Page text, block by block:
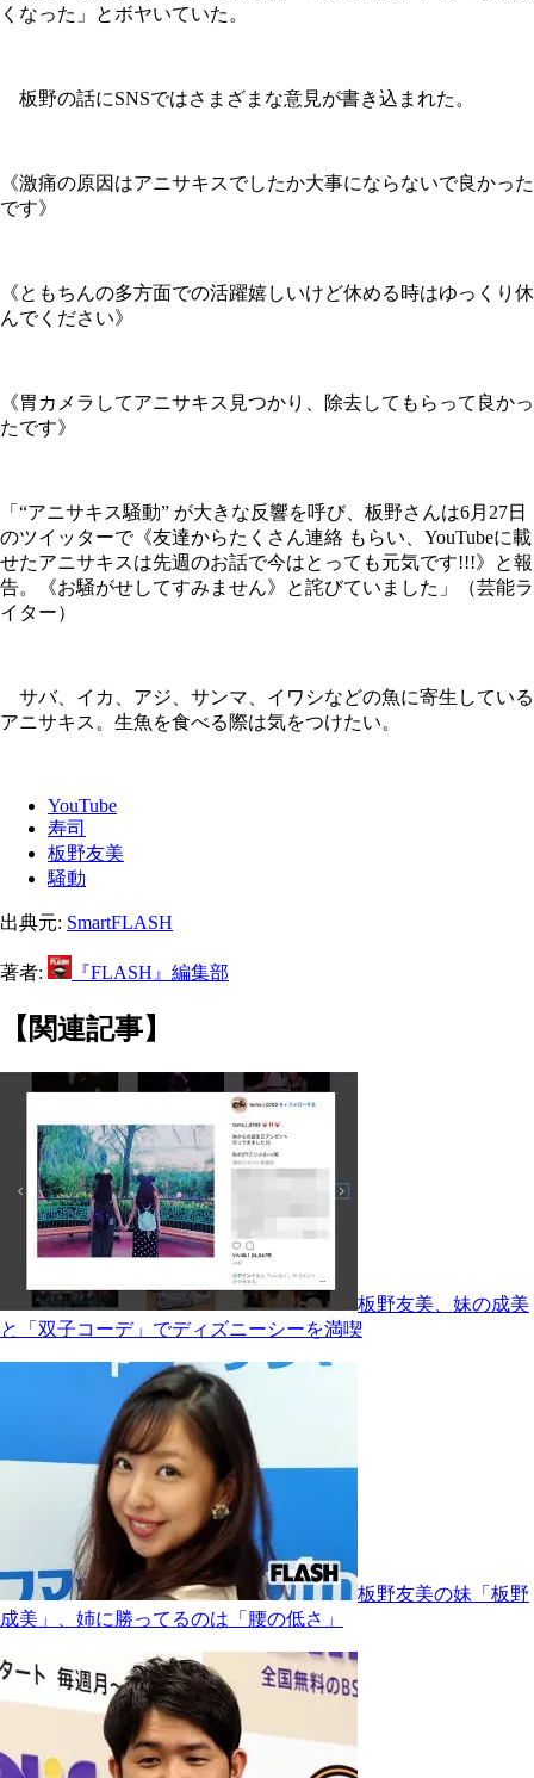
くなった」とボヤいていた。
板野の話にSNSではさまざまな意見が書き込まれた。
《激痛の原因はアニサキスでしたか大事にならないで良かった
です》
《ともちんの多方面での活躍嬉しいけど休める時はゆっくり休
んでください》
《胃カメラしてアニサキス見つかり、除去してもらって良かっ
たです》
「“アニサキス騒動” が大きな反響を呼び、板野さんは6月27日
のツイッターで《友達からたくさん連絡 もらい、YouTubeに載
せたアニサキスは先週のお話で今はとっても元気です!!!》と報
告。《お騒がせしてすみません》と詫びていました」（芸能ラ
イター）
サバ、イカ、アジ、サンマ、イワシなどの魚に寄生している
アニサキス。生魚を食べる際は気をつけたい。
YouTube
寿司
板野友美
騒動
出典元: SmartFLASH
著者: 『FLASH』編集部
【関連記事】
板野友美、妹の成美
と「双子コーデ」でディズニーシーを満喫
板野友美の妹「板野
成美」、姉に勝ってるのは「腰の低さ」